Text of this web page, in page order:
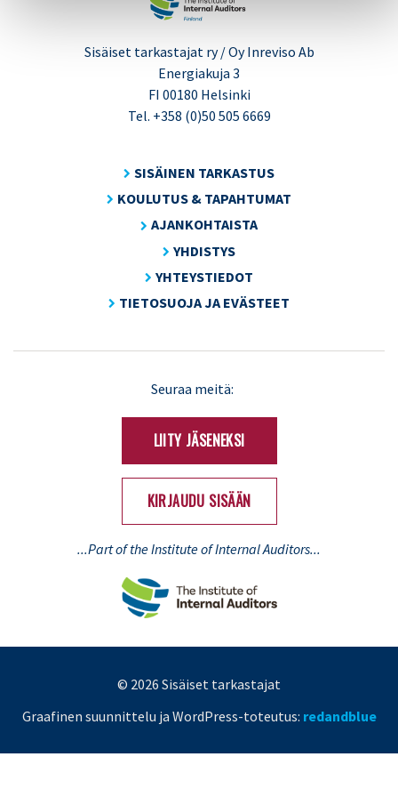
Sisäiset tarkastajat ry / Oy Inreviso Ab
Energiakuja 3
FI 00180 Helsinki
Tel. +358 (0)50 505 6669
SISÄINEN TARKASTUS
KOULUTUS & TAPAHTUMAT
AJANKOHTAISTA
YHDISTYS
YHTEYSTIEDOT
TIETOSUOJA JA EVÄSTEET
Seuraa meitä:
LIITY JÄSENEKSI
KIRJAUDU SISÄÄN
...Part of the Institute of Internal Auditors...
© 2026 Sisäiset tarkastajat
Graafinen suunnittelu ja WordPress-toteutus: redandblue